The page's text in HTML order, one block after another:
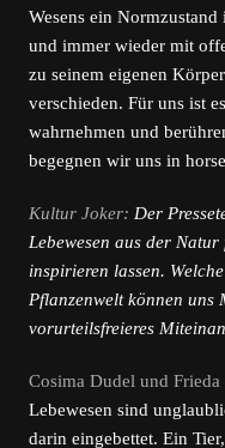
Wesens ein
und immer wieder mit
zu seinem eigenen
verschieden. Für uns ist
wahrnehmen und
begegnen wir uns in
Kultur Joker: Der
Lebewesen aus der
inspirieren lassen.
Pflanzenwelt können uns
vorurteilsfreieres
Cosima Dudel und Frieda
Lebewesen sind
darin eingebettet. Ein